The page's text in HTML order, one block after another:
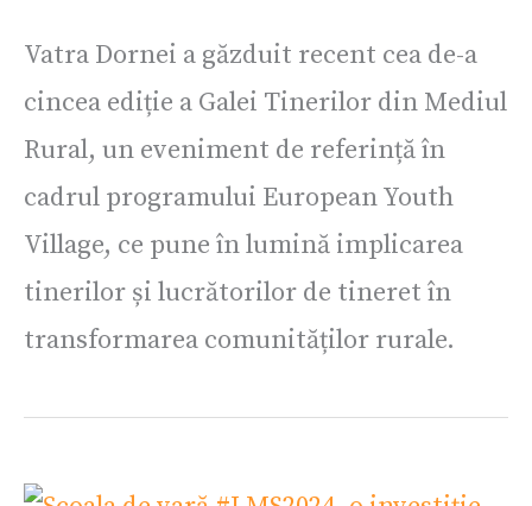
Vatra Dornei a găzduit recent cea de-a
cincea ediție a Galei Tinerilor din Mediul
Rural, un eveniment de referință în
cadrul programului European Youth
Village, ce pune în lumină implicarea
tinerilor și lucrătorilor de tineret în
transformarea comunităților rurale.